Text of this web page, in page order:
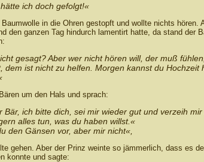
ich doch gefolgt!«
in die Ohren gestopft und wollte nichts hören.
den ganzen Tag hindurch lamentirt hatte, da stand der
gesagt? Aber wer nicht hören will, der muß
dem ist nicht zu helfen. Morgen kannst du Hochzeit
um den Hals und sprach:
Bär, ich bitte dich, sei mir wieder gut und verzeih
alles tun, was du haben willst.«
den Gänsen vor, aber mir nicht«,
gehen. Aber der Prinz weinte so jämmerlich, dass es
konnte und sagte: